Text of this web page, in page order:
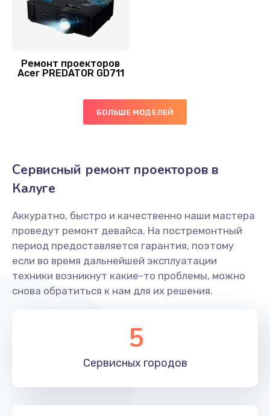
Ремонт проекторов
Acer PREDATOR GD711
БОЛЬШЕ МОДЕЛЕЙ
Сервисный ремонт проекторов в
Калуге
Аккуратно, быстро и качественно наши мастера
проведут ремонт девайса. На постремонтный
период предоставляется гарантия, поэтому
если во время дальнейшей эксплуатации
техники возникнут какие-то проблемы, можно
снова обратиться к нам для их решения.
5
Сервисных городов